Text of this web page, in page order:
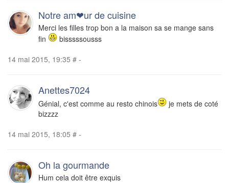
Notre am❤ur de cuisine
Merci les filles trop bon a la maison sa se mange sans
fin
bisssssousss
14 mai 2015, 19:35 # -
Anettes7024
Génial, c'est comme au resto chinois
je mets de coté
bizzzz
14 mai 2015, 18:05 # -
Oh la gourmande
Hum cela doit être exquis